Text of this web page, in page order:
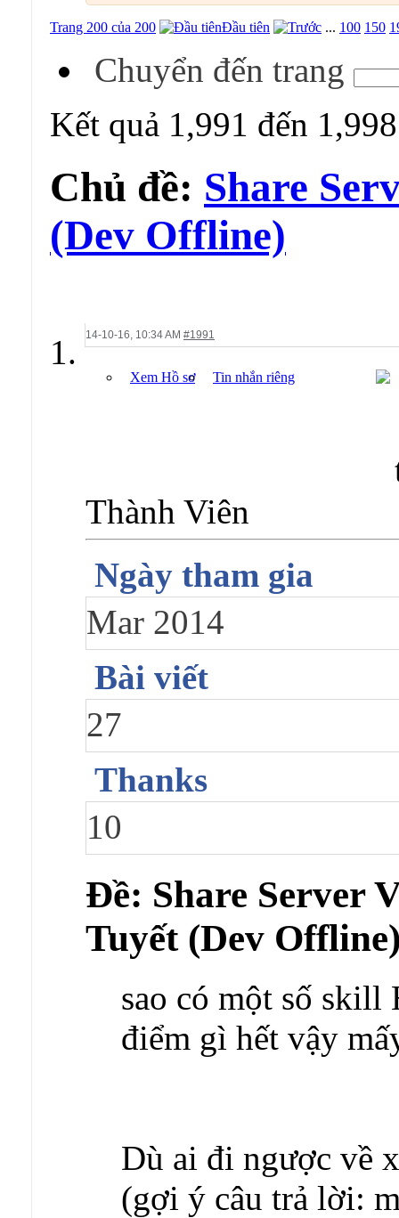
Trang 200 của 200 Đầu tiên ... 100 150
Chuyển đến trang
Kết quả 1,991 đến
Chủ đề: Share
(Dev Offline)
14-10-16, 10:34 AM #1991
Xem Hồ sơ Tin nhắn riêng
Thành Viên
Ngày tham gia
Mar 2014
Bài viết
27
Thanks
10
Ðề: Share Server
Tuyết (Dev
sao có một số skill
điểm gì hết vậy
Dù ai đi ngược về
(gợi ý câu trả lời: